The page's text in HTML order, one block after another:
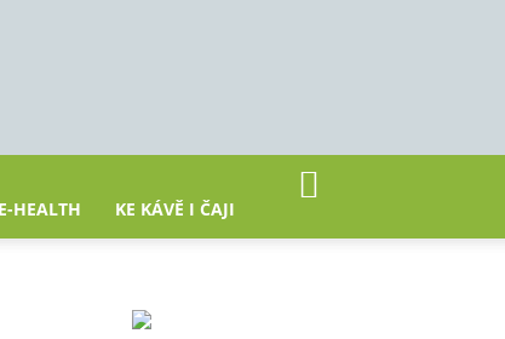
E-HEALTH KE KÁVĚ I ČAJI